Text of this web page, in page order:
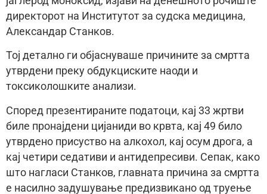
директорот на Институтот за судска медицина,
Александар Станков.
Тој детално ги објаснуваше причините за смртта
утврдени преку обдукциските наоди и
токсиколошките анализи.
Според презентираните податоци, кај 33 жртви
биле пронајдени цијаниди во крвта, кај 49 било
утврдено присуство на алкохол, кај осум дрога, а
кај четири седативи и антидепресиви. Сепак, како
што нагласи Станков, главната причина за смртта
е насилно задушување предизвикано од труење